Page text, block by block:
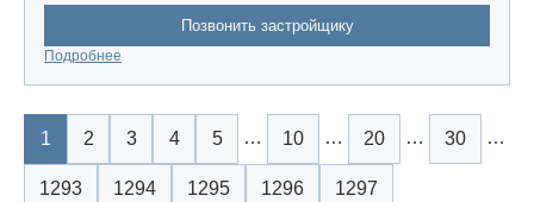
Позвонить застройщику
Подробнее
1 2 3 4 5 … 10 … 20 … 30 …
1293 1294 1295 1296 1297